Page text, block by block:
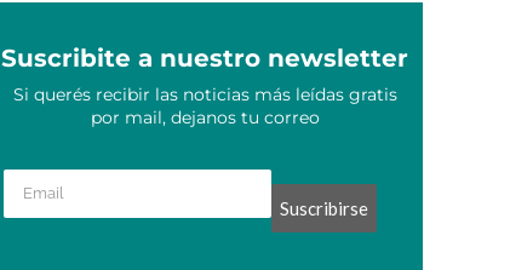
Suscribite a nuestro newsletter
Si querés recibir las noticias más leídas gratis
por mail, dejanos tu correo
Suscribirse